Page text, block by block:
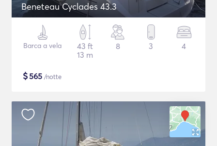
Beneteau Cyclades 43.3
Barca a vela
43 ft
13 m
8 3 4
$565 /notte